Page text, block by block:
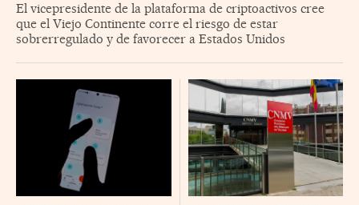
El vicepresidente de la plataforma de criptoactivos cree
que el Viejo Continente corre el riesgo de estar
sobrerregulado y de favorecer a Estados Unidos